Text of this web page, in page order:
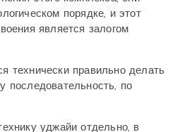
порядке, и этот
является залогом
технически правильно делать
последовательность, по
уджайи отдельно, в